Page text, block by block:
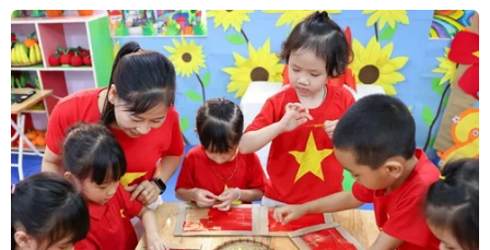
Làn sóng người Israel di cư ra nước
ngoài vẫn ở mức kỷ lục
03/08/2026 11:32
Tín hiệu tích cực đối với tiến trình
phục hồi kinh tế của Syria